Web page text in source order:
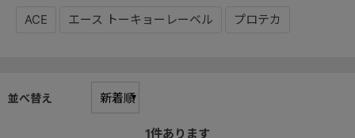
ACE エース トーキョーレーベル プロテカ
並べ替え
1件あります